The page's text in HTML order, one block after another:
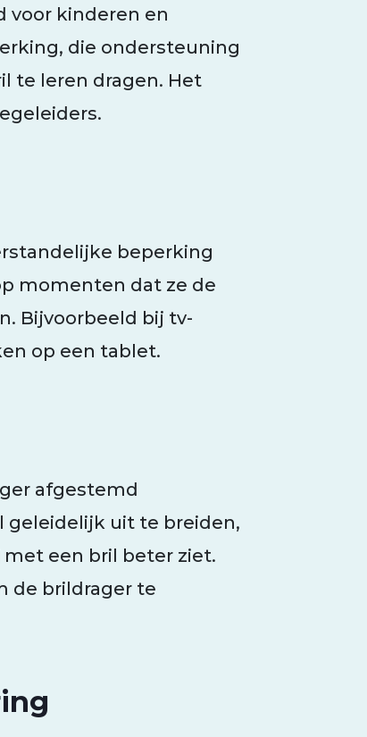
voor kinderen en
die ondersteuning
te leren dragen. Het
beperking
momenten dat ze de
Bijvoorbeeld bij tv-
op een tablet.
afgestemd
geleidelijk uit te breiden,
een bril beter ziet.
de brildrager te